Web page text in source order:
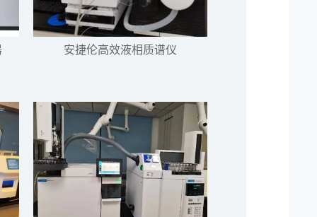
安捷伦高效液相质谱仪